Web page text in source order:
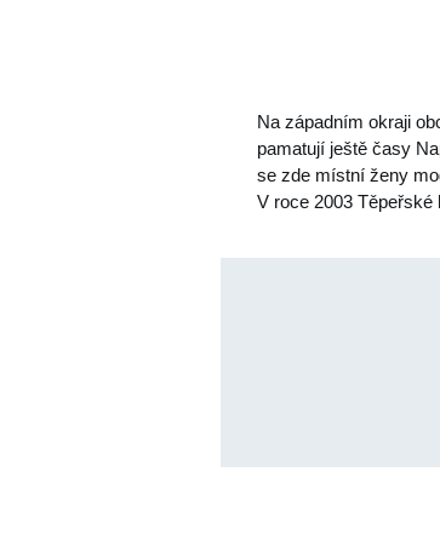
Na západním okraji
pamatují ještě časy
se zde místní ženy
V roce 2003